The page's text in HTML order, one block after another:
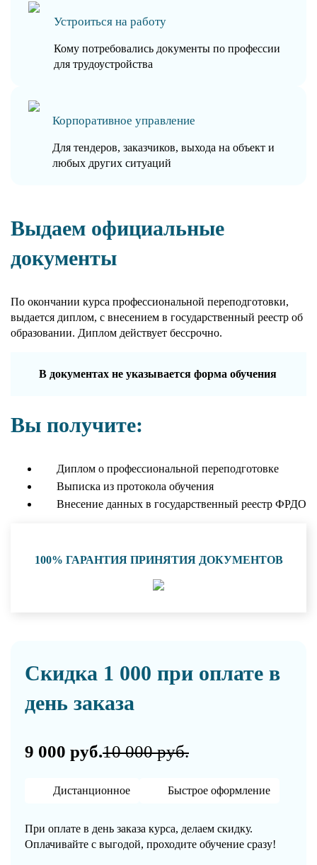
Устроиться на работу
Кому потребовались документы по профессии
для трудоустройства
Корпоративное управление
Для тендеров, заказчиков, выхода на объект и
любых других ситуаций
Выдаем официальные
документы
По окончании курса профессиональной переподготовки,
выдается диплом, с внесением в государственный реестр об
образовании. Диплом действует бессрочно.
В документах не указывается форма обучения
Вы получите:
Диплом о профессиональной переподготовке
Выписка из протокола обучения
Внесение данных в государственный реестр ФРДО
100% ГАРАНТИЯ ПРИНЯТИЯ ДОКУМЕНТОВ
Скидка 1 000 при оплате в
день заказа
9 000 руб.10 000 руб.
Дистанционное Быстрое оформление
При оплате в день заказа курса, делаем скидку.
Оплачивайте с выгодой, проходите обучение сразу!